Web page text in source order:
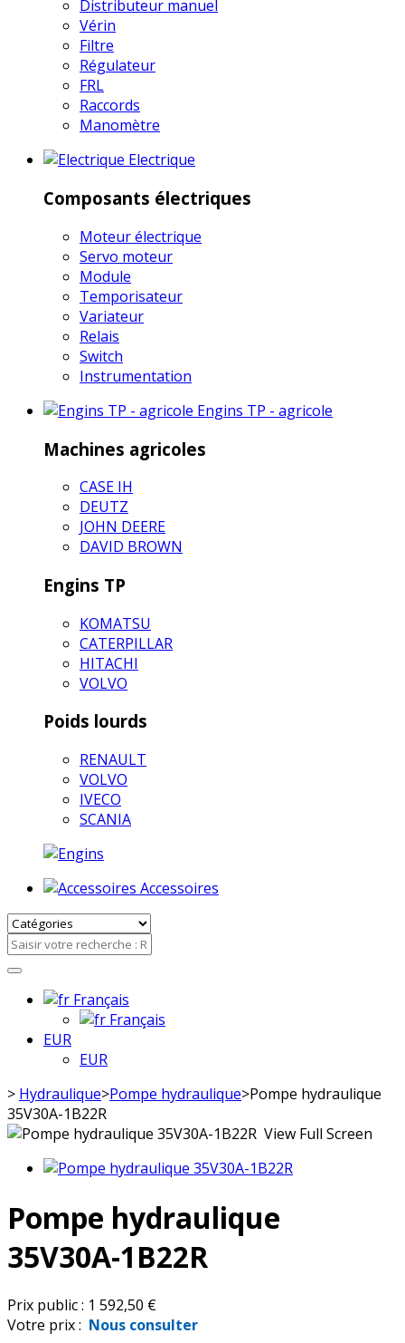
Distributeur manuel
Vérin
Filtre
Régulateur
FRL
Raccords
Manomètre
Electrique
Composants électriques
Moteur électrique
Servo moteur
Module
Temporisateur
Variateur
Relais
Switch
Instrumentation
Engins TP - agricole
Machines agricoles
CASE IH
DEUTZ
JOHN DEERE
DAVID BROWN
Engins TP
KOMATSU
CATERPILLAR
HITACHI
VOLVO
Poids lourds
RENAULT
VOLVO
IVECO
SCANIA
Accessoires
Français
Français
EUR
EUR
> Hydraulique>Pompe hydraulique>Pompe hydraulique
35V30A-1B22R
View Full Screen
Pompe hydraulique
35V30A-1B22R
Prix public : 1 592,50 €
Votre prix : Nous consulter